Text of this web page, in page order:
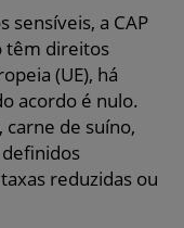
sensíveis, a CAP
têm direitos
(UE), há
acordo é nulo.
de suíno,
reduzidas ou